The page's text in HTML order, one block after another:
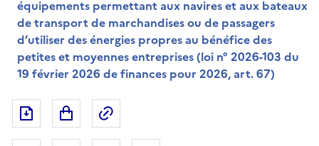
équipements permettant aux navires et aux bateaux
de transport de marchandises ou de passagers
d’utiliser des énergies propres au bénéfice des
petites et moyennes entreprises (loi n° 2026-103 du
19 février 2026 de finances pour 2026, art. 67)
Exporter le document au format pdf